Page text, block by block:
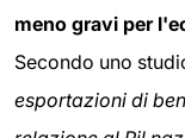
meno gravi per
Secondo uno
esportazioni di